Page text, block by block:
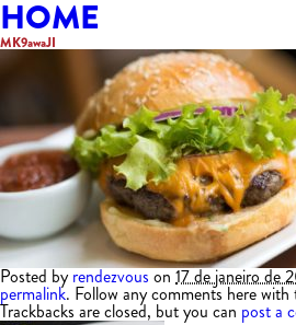
HOME
MK9awaJI
Posted byrendezvouson17 de janeiro de
permalink. Follow any comments here with
Trackbacks are closed, but you can post a